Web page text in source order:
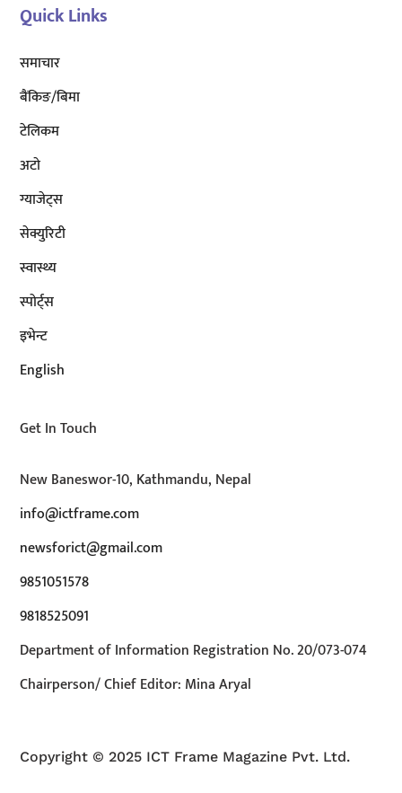
Quick Links
समाचार
बैंकिङ/बिमा
टेलिकम
अटाे
ग्याजेट्स
सेक्युरिटी
स्वास्थ्य
स्पोर्ट्स
इभेन्ट
English
Get In Touch
New Baneswor-10, Kathmandu, Nepal
info@ictframe.com
newsforict@gmail.com
9851051578
9818525091
Department of Information Registration No. 20/073-074
Chairperson/ Chief Editor: Mina Aryal
Copyright © 2025 ICT Frame Magazine Pvt. Ltd.